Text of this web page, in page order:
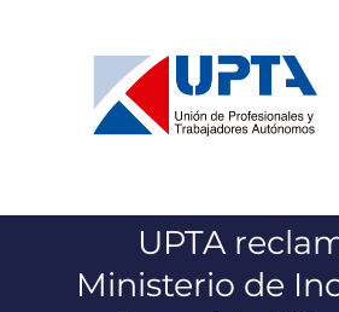
UPTA
Ministerio de